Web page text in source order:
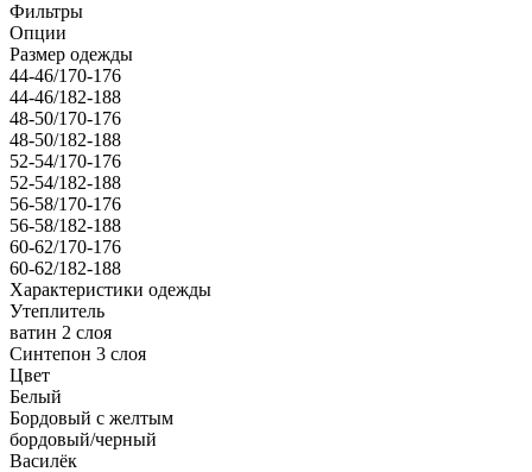
Фильтры
Опции
Размер одежды
44-46/170-176
44-46/182-188
48-50/170-176
48-50/182-188
52-54/170-176
52-54/182-188
56-58/170-176
56-58/182-188
60-62/170-176
60-62/182-188
Характеристики одежды
Утеплитель
ватин 2 слоя
Синтепон 3 слоя
Цвет
Белый
Бордовый с желтым
бордовый/черный
Василёк